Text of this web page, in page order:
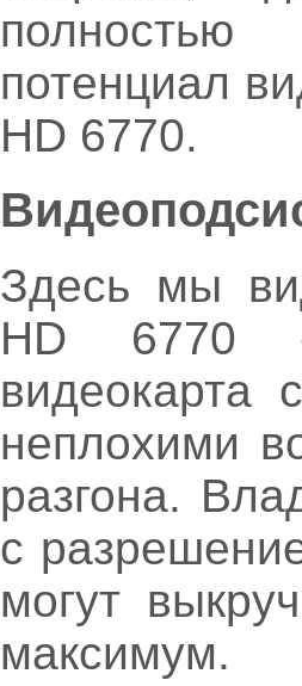
потенциал
HD 6770.
Здесь мы
HD 6770
видеокарта
неплохими
разгона.
с
могут
максимум.